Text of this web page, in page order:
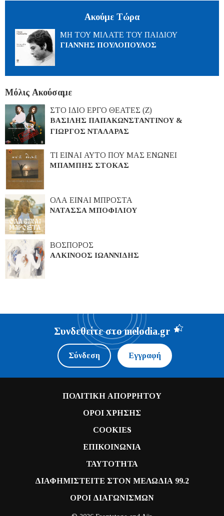
Ακούμε Τώρα
ΜΗ ΤΟΥ ΜΙΛΑΤΕ ΤΟΥ ΠΑΙΔΙΟΥ
ΓΙΑΝΝΗΣ ΠΟΥΛΟΠΟΥΛΟΣ
Μόλις Ακούσαμε
ΣΤΟ ΙΔΙΟ ΕΡΓΟ ΘΕΑΤΕΣ (Ζ)
ΒΑΣΙΛΗΣ ΠΑΠΑΚΩΝΣΤΑΝΤΙΝΟΥ &
ΓΙΩΡΓΟΣ ΝΤΑΛΑΡΑΣ
ΤΙ ΕΙΝΑΙ ΑΥΤΟ ΠΟΥ ΜΑΣ ΕΝΩΝΕΙ
ΜΠΑΜΠΗΣ ΣΤΟΚΑΣ
ΟΛΑ ΕΙΝΑΙ ΜΠΡΟΣΤΑ
ΝΑΤΑΣΣΑ ΜΠΟΦΙΛΙΟΥ
ΒΟΣΠΟΡΟΣ
ΑΛΚΙΝΟΟΣ ΙΩΑΝΝΙΔΗΣ
Συνδεθείτε στο melodia.gr
Σύνδεση Εγγραφή
ΠΟΛΙΤΙΚΗ ΑΠΟΡΡΗΤΟΥ
ΟΡΟΙ ΧΡΗΣΗΣ
COOKIES
ΕΠΙΚΟΙΝΩΝΙΑ
ΤΑΥΤΟΤΗΤΑ
ΔΙΑΦΗΜΙΣΤΕΙΤΕ ΣΤΟΝ ΜΕΛΩΔΙΑ 99.2
ΟΡΟΙ ΔΙΑΓΩΝΙΣΜΩΝ